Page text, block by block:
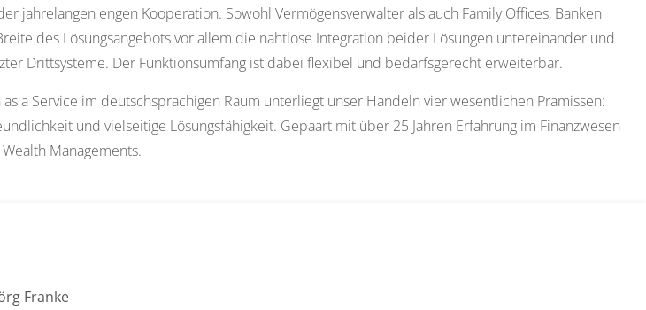
jahrelangen engen Kooperation. Sowohl Vermögensverwalter als auch Family Offices, Banken
des Lösungsangebots vor allem die nahtlose Integration beider Lösungen untereinander und
Drittsysteme. Der Funktionsumfang ist dabei flexibel und bedarfsgerecht erweiterbar.
a Service im deutschsprachigen Raum unterliegt unser Handeln vier wesentlichen Prämissen:
und vielseitige Lösungsfähigkeit. Gepaart mit über 25 Jahren Erfahrung im Finanzwesen
Managements.
Franke